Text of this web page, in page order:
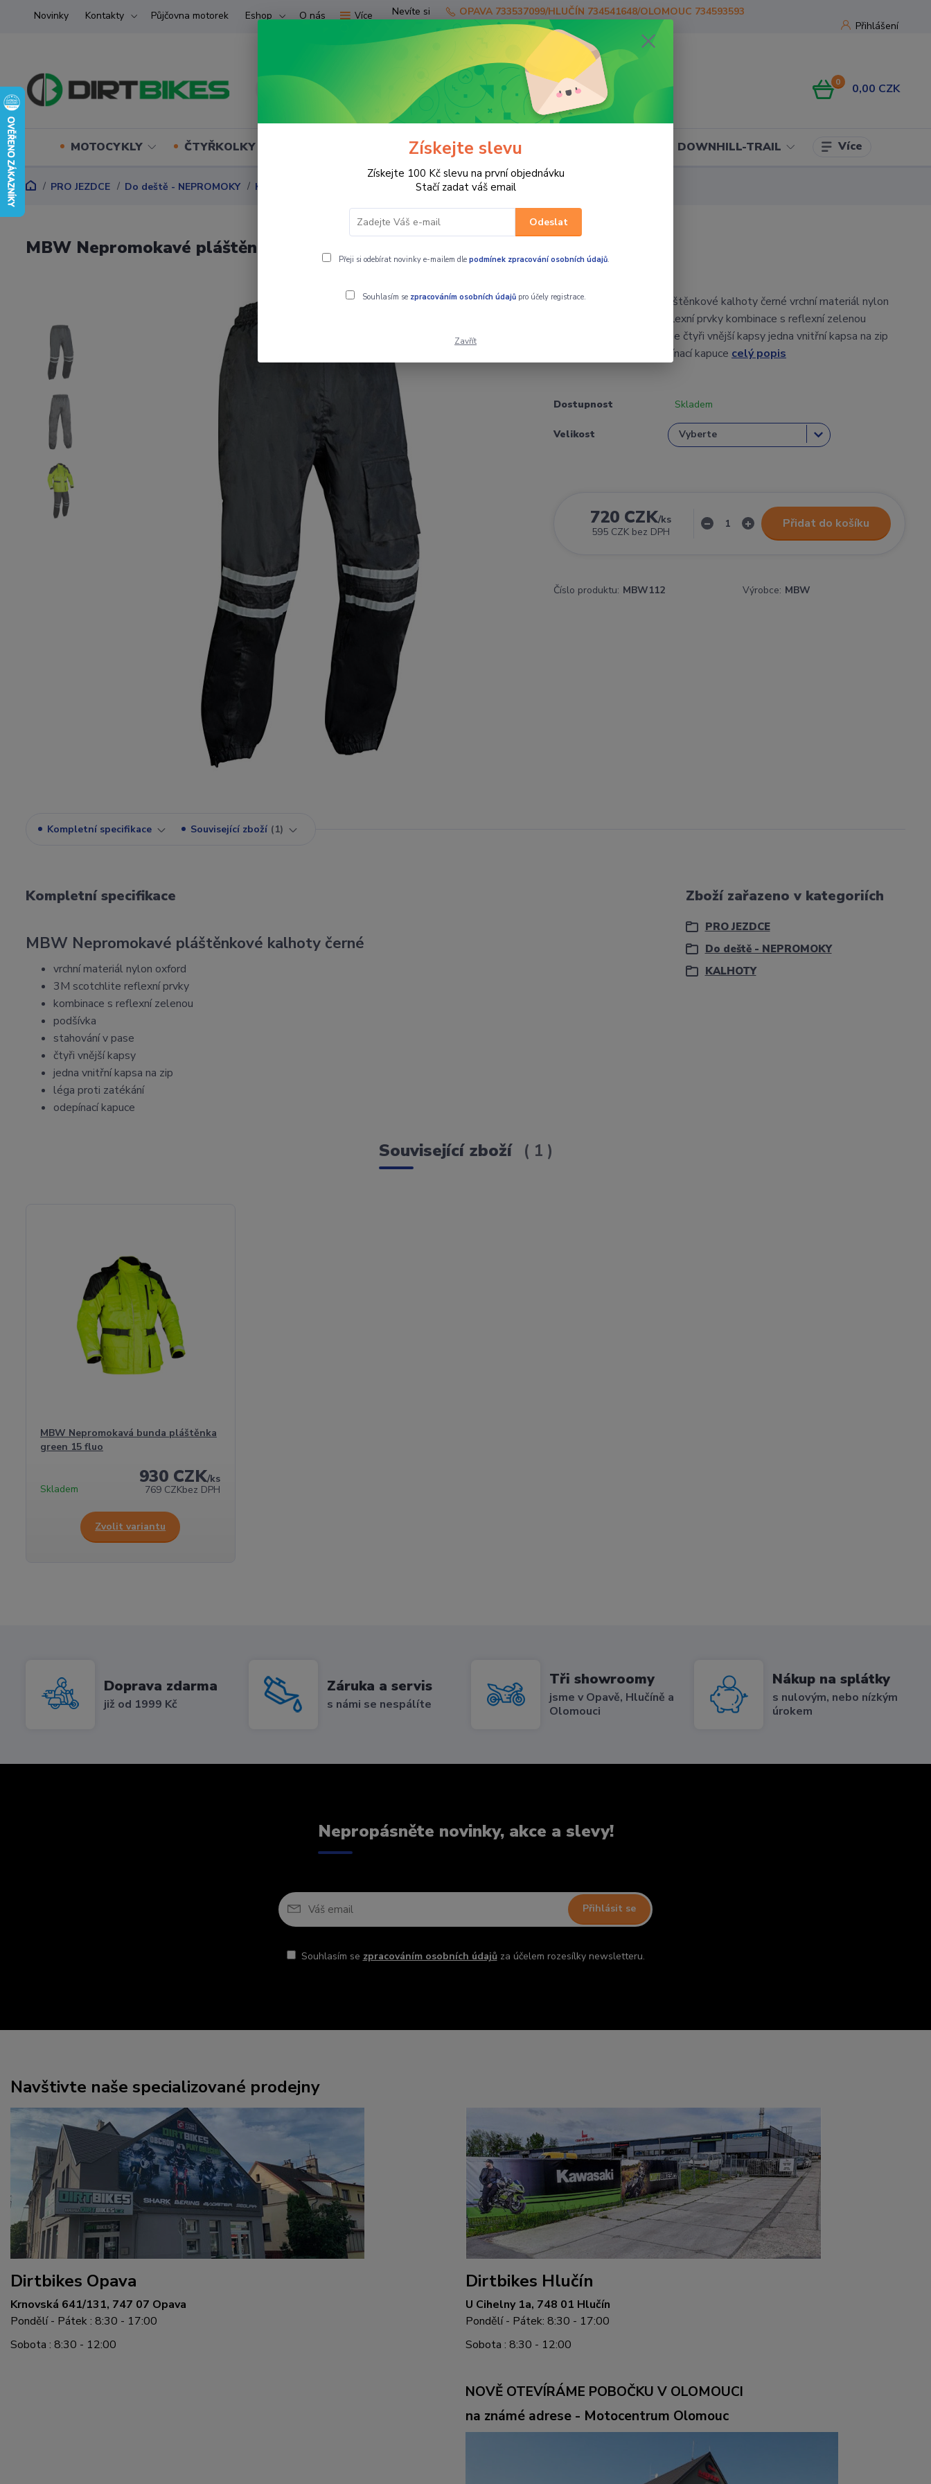
Novinky Kontakty Půjčovna motorek Eshop O nás Více
Přihlášení
Hledat
Nevíte si
rady?
Zavolejte.
OPAVA 733537099/HLUČÍN 734541648/OLOMOUC 734593593
0 0,00 CZK
MOTOCYKLY ČTYŘKOLKY (ATV) UTV SKÚTRY PRO JEZDCE DOWNHILL-TRAIL Více
PRO JEZDCE Do deště - NEPROMOKY KALHOTY MBW Nepromokavé pláštěnkové kalhoty černé
MBW Nepromokavé pláštěnkové kalhoty černé
MBW Nepromokavé pláštěnkové kalhoty černé vrchní materiál nylon
oxford 3M scotchlite reflexní prvky kombinace s reflexní zelenou
podšívka stahování v pase čtyři vnější kapsy jedna vnitřní kapsa na zip
léga proti zatékání odepínací kapuce celý popis
Dostupnost Skladem
Velikost
720 CZK/ks
595 CZK bez DPH
Přidat do košíku
Číslo produktu: MBW112 Výrobce: MBW
Kompletní specifikace Související zboží 1
Kompletní specifikace
MBW Nepromokavé pláštěnkové kalhoty černé
vrchní materiál nylon oxford
3M scotchlite reflexní prvky
kombinace s reflexní zelenou
podšívka
stahování v pase
čtyři vnější kapsy
jedna vnitřní kapsa na zip
léga proti zatékání
odepínací kapuce
Zboží zařazeno v kategoriích
PRO JEZDCE
Do deště - NEPROMOKY
KALHOTY
Související zboží 1
MBW Nepromokavá bunda pláštěnka
green 15 fluo
930 CZK/ks
769 CZKbez DPH
Skladem
Zvolit variantu
Doprava zdarma
již od 1999 Kč
Záruka a servis
s námi se nespálíte
Tři showroomy
jsme v Opavě, Hlučíně a
Olomouci
Nákup na splátky
s nulovým, nebo nízkým
úrokem
Nepropásněte novinky, akce a slevy!
Přihlásit se
Souhlasím se zpracováním osobních údajůza účelem rozesílky newsletteru.
Navštivte naše specializované prodejny
Dirtbikes Opava
Krnovská 641/131, 747 07 Opava
Pondělí - Pátek : 8:30 - 17:00
Sobota : 8:30 - 12:00
Dirtbikes Hlučín
U Cihelny 1a, 748 01 Hlučín
Pondělí - Pátek: 8:30 - 17:00
Sobota : 8:30 - 12:00
NOVĚ OTEVÍRÁME POBOČKU V OLOMOUCI
na známé adrese - Motocentrum Olomouc
Získejte slevu
Získejte 100 Kč slevu na první objednávku
Stačí zadat váš email
Odeslat
Přeji si odebírat novinky e-mailem dle podmínek zpracování osobních údajů.
Souhlasím se zpracováním osobních údajůpro účely registrace.
Zavřít